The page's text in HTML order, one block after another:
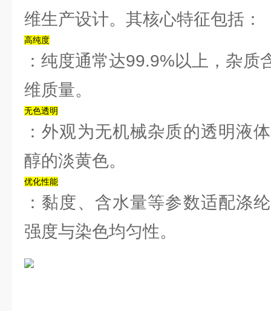
维生产设计。其核心特征包括：
‌高纯度‌
：纯度通常达99.9%以上，杂质
维质量。‌‌
‌无色透明‌
：外观为无机械杂质的透明液
醇的淡黄色。‌‌
‌优化性能‌
：黏度、含水量等参数适配涤
强度与染色均匀性。‌‌